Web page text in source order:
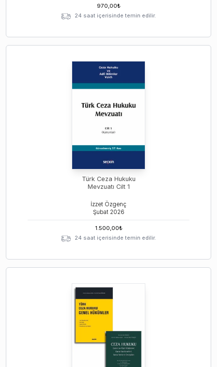
970,00₺
24 saat içerisinde temin edilir.
Türk Ceza Hukuku
Mevzuatı Cilt 1
İzzet Özgenç
Şubat 2026
1.500,00₺
24 saat içerisinde temin edilir.